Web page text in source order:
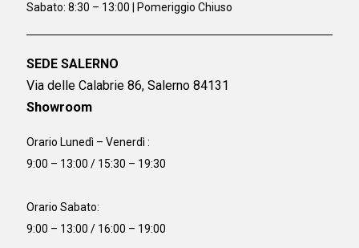
Sabato: 8:30 – 13:00 | Pomeriggio Chiuso
SEDE SALERNO
Via delle Calabrie 86, Salerno 84131
Showroom
Orario Lunedì – Venerdì :
9:00 – 13:00 / 15:30 – 19:30
Orario Sabato:
9:00 – 13:00 / 16:00 – 19:00